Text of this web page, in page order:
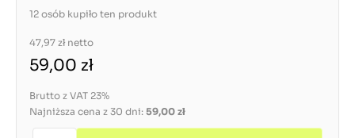
12 osób kupiło ten produkt
47,97 zł netto
59,00 zł
Brutto z VAT 23%
Najniższa cena z 30 dni: 59,00 zł